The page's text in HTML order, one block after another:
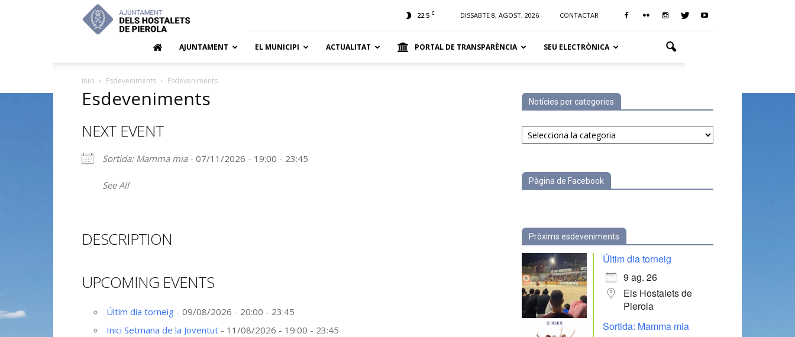
Hostalets
de
22.5 C DISSABTE 8, AGOST, 2026 CONTACTAR
AJUNTAMENT EL MUNICIPI ACTUALITAT PORTAL DE TRANSPARÈNCIA SEU ELECTRÒNICA
Inici Esdeveniments Esdeveniments
Esdeveniments
NEXT EVENT
Sortida: Mamma mia- 07/11/2026 - 19:00 - 23:45
See All
DESCRIPTION
UPCOMING EVENTS
Últim dia torneig - 09/08/2026 - 20:00 - 23:45
Inici Setmana de la Joventut - 11/08/2026 - 19:00 - 23:45
Notícies per categories
Notícies
per
Pàgina de Facebook
Pròxims esdeveniments
Últim dia torneig
9 ag. 26
Els Hostalets de
Pierola
Sortida: Mamma mia